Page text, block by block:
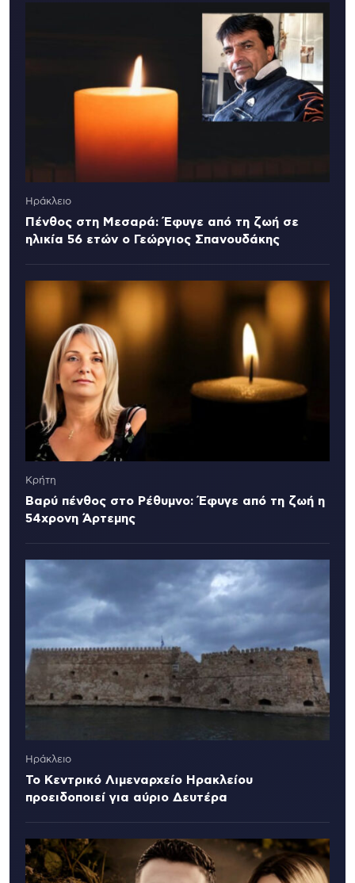
Ηράκλειο
Πένθος στη Μεσαρά: Έφυγε από τη ζωή σε
ηλικία 56 ετών ο Γεώργιος Σπανουδάκης
Κρήτη
Βαρύ πένθος στο Ρέθυμνο: Έφυγε από τη ζωή η
54χρονη Άρτεμης
Ηράκλειο
Το Κεντρικό Λιμεναρχείο Ηρακλείου
προειδοποιεί για αύριο Δευτέρα